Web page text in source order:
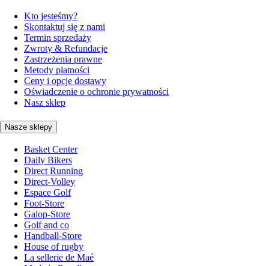
Kto jesteśmy?
Skontaktuj się z nami
Termin sprzedaży
Zwroty & Refundacje
Zastrzeżenia prawne
Metody płatności
Ceny i opcje dostawy
Oświadczenie o ochronie prywatności
Nasz sklep
Nasze sklepy
Basket Center
Daily Bikers
Direct Running
Direct-Volley
Espace Golf
Foot-Store
Galop-Store
Golf and co
Handball-Store
House of rugby
La sellerie de Maé